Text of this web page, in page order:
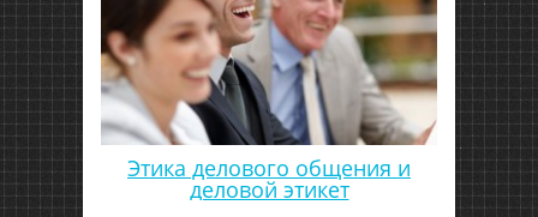
Этика делового общения и
деловой этикет